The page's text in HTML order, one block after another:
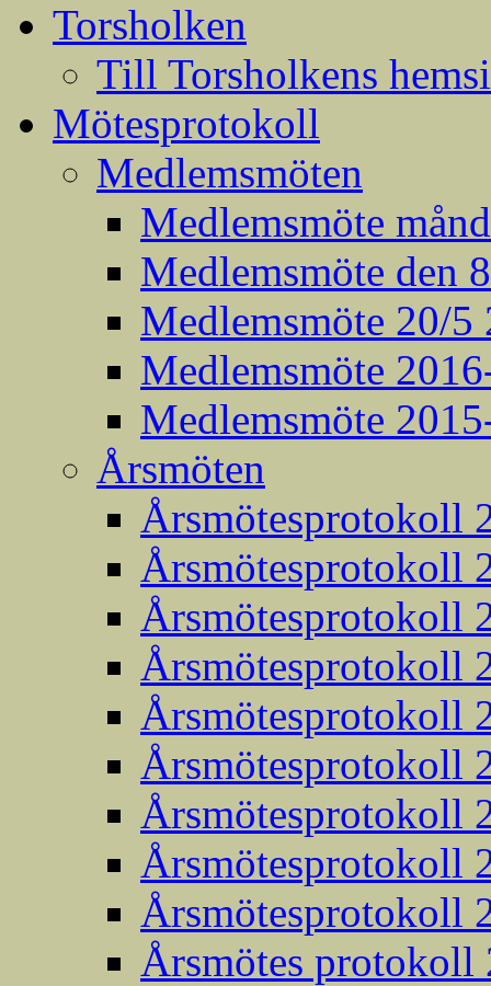
Torsholken
Till Torsholkens
Mötesprotokoll
Medlemsmöten
Medlemsmöte
Medlemsmöte den
Medlemsmöte 20/5
Medlemsmöte
Medlemsmöte
Årsmöten
Årsmötesprotokoll
Årsmötesprotokoll
Årsmötesprotokoll
Årsmötesprotokoll
Årsmötesprotokoll
Årsmötesprotokoll
Årsmötesprotokoll
Årsmötesprotokoll
Årsmötesprotokoll
Årsmötes protokoll